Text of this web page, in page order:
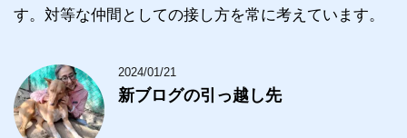
す。対等な仲間としての接し方を常に考えています。
2024/01/21
新ブログの引っ越し先